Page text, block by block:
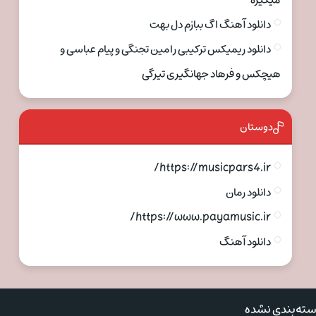
دانلود آهنگ اگ ببازم دل بهت
دانلود ریمیکس ترکیبی رامین تجنگی و پیام عباسی و
هیچکس و فرهاد جهانگیری تیرگی
دوستان
https://musicpars4.ir/
دانلود رمان
https://www.payamusic.ir/
دانلود آهنگ
نشده